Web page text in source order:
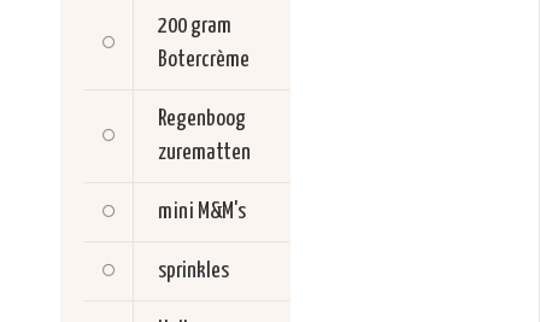
200 gram
Botercrème
Regenboog
zurematten
mini M&M's
sprinkles